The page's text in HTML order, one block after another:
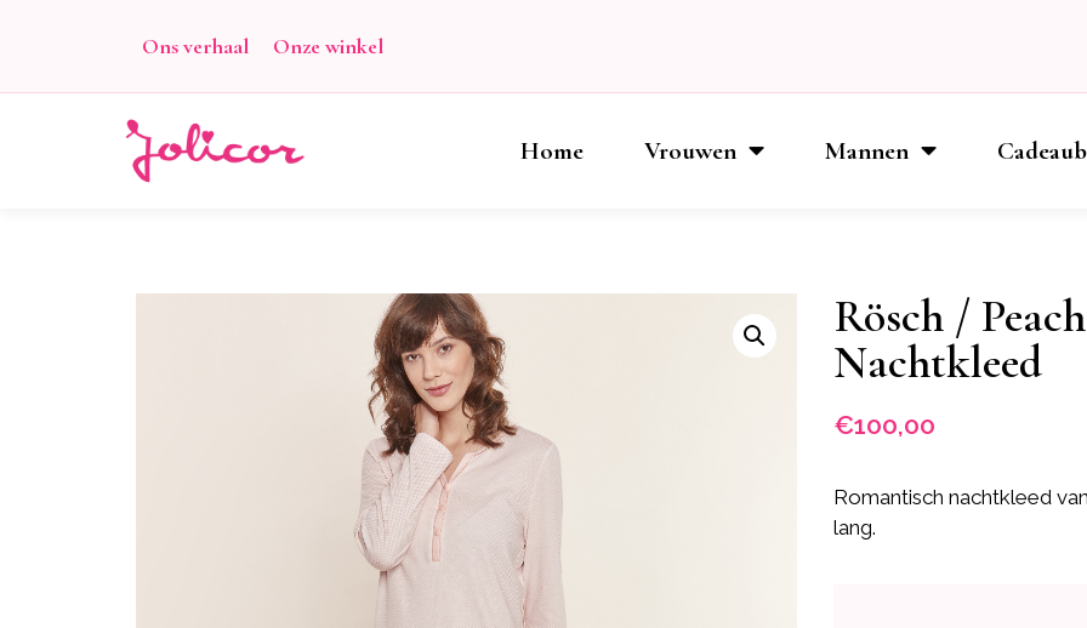
Ons verhaal Onze winkel
Home Vrouwen Mannen
Rösch /
Nachtkleed
€100,00
Romantisch nachtkleed
lang.